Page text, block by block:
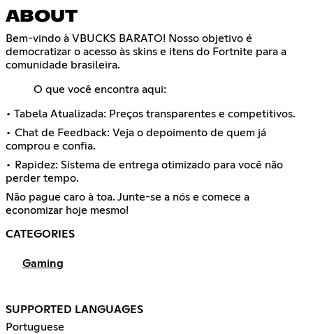
ABOUT
Bem-vindo à VBUCKS BARATO! Nosso objetivo é
democratizar o acesso às skins e itens do Fortnite para a
comunidade brasileira.
O que você encontra aqui:
• Tabela Atualizada: Preços transparentes e competitivos.
• Chat de Feedback: Veja o depoimento de quem já
comprou e confia.
• Rapidez: Sistema de entrega otimizado para você não
perder tempo.
Não pague caro à toa. Junte-se a nós e comece a
economizar hoje mesmo!
CATEGORIES
Gaming
SUPPORTED LANGUAGES
Portuguese